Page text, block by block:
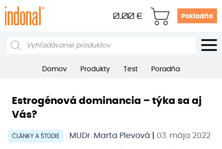
0.00 € Pokladňa
Products
Domov Produkty Test Poradňa
Estrogénová dominancia – týka sa aj
Vás?
ČLÁNKY A ŠTÚDIE MUDr. Marta Plevová 03. mája 2022